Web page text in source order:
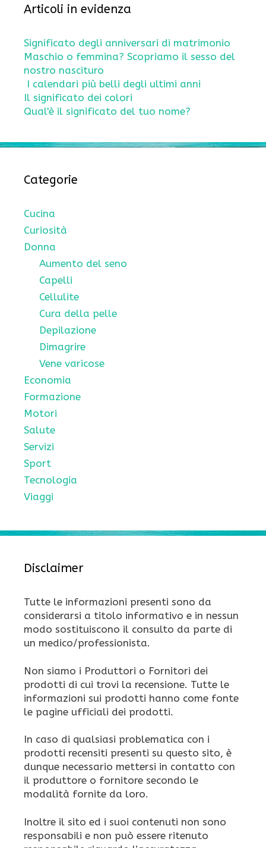
Articoli in evidenza
Significato degli anniversari di matrimonio
Maschio o femmina? Scopriamo il sesso del
nostro nascituro
I calendari più belli degli ultimi anni
Il significato dei colori
Qual'è il significato del tuo nome?
Categorie
Cucina
Curiosità
Donna
Aumento del seno
Capelli
Cellulite
Cura della pelle
Depilazione
Dimagrire
Vene varicose
Economia
Formazione
Motori
Salute
Servizi
Sport
Tecnologia
Viaggi
Disclaimer
Tutte le informazioni presenti sono da
considerarsi a titolo informativo e in nessun
modo sostituiscono il consulto da parte di
un medico/professionista.
Non siamo i Produttori o Fornitori dei
prodotti di cui trovi la recensione. Tutte le
informazioni sui prodotti hanno come fonte
le pagine ufficiali dei prodotti.
In caso di qualsiasi problematica con i
prodotti recensiti presenti su questo sito, è
dunque necessario mettersi in contatto con
il produttore o fornitore secondo le
modalità fornite da loro.
Inoltre il sito ed i suoi contenuti non sono
responsabili e non può essere ritenuto